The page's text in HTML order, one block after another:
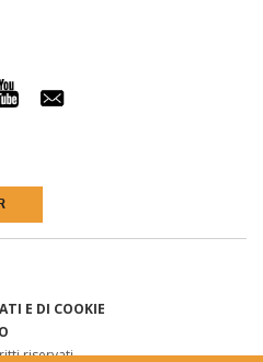
E DI COOKIE
riservati.